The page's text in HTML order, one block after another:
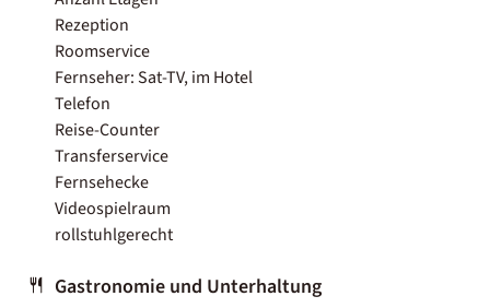
Rezeption
Roomservice
Fernseher: Sat-TV, im Hotel
Telefon
Reise-Counter
Transferservice
Fernsehecke
Videospielraum
rollstuhlgerecht
Gastronomie und Unterhaltung